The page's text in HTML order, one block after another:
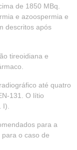
de 1850 MBq.
e azoospermia e
descritos após
tireoidiana e
até quatro
131. O lítio
para a
o caso de